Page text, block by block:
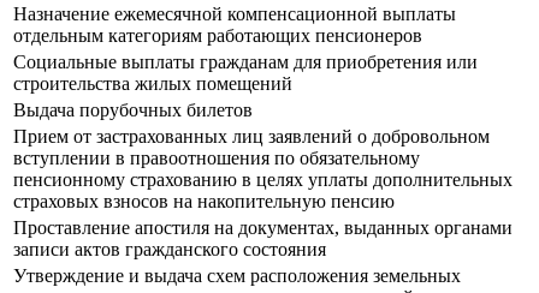
Назначение ежемесячной компенсационной выплаты
отдельным категориям работающих пенсионеров
Социальные выплаты гражданам для приобретения или
строительства жилых помещений
Выдача порубочных билетов
Прием от застрахованных лиц заявлений о добровольном
вступлении в правоотношения по обязательному
пенсионному страхованию в целях уплаты дополнительных
страховых взносов на накопительную пенсию
Проставление апостиля на документах, выданных органами
записи актов гражданского состояния
Утверждение и выдача схем расположения земельных